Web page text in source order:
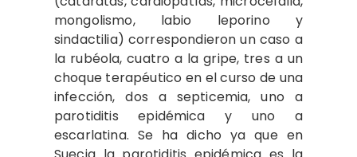
mongolismo, labio leporino y
sindactilia) correspondieron un caso a
la rubéola, cuatro a la gripe, tres a un
choque terapéutico en el curso de una
infección, dos a septicemia, uno a
parotiditis epidémica y uno a
escarlatina. Se ha dicho ya que en